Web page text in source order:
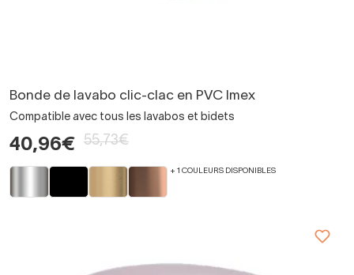
Bonde de lavabo clic-clac en PVC Imex
Compatible avec tous les lavabos et bidets
40,96€ 55,73€
+ 1 COULEURS DISPONIBLES